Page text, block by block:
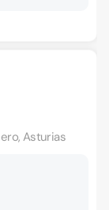
Asturias